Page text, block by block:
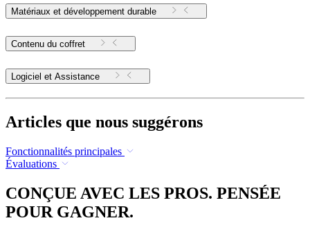
Matériaux et développement durable
Contenu du coffret
Logiciel et Assistance
Articles que nous suggérons
Fonctionnalités principales
Évaluations
CONÇUE AVEC LES PROS. PENSÉE
POUR GAGNER.